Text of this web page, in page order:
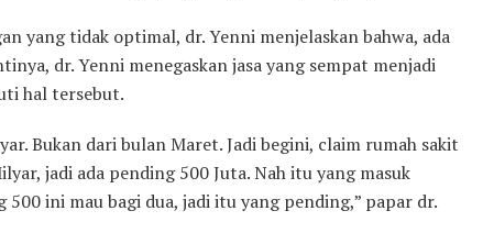
yang tidak optimal, dr. Yenni menjelaskan bahwa, ada
dr. Yenni menegaskan jasa yang sempat menjadi
hal tersebut.
Bukan dari bulan Maret. Jadi begini, claim rumah sakit
jadi ada pending 500 Juta. Nah itu yang masuk
ini mau bagi dua, jadi itu yang pending,” papar dr.